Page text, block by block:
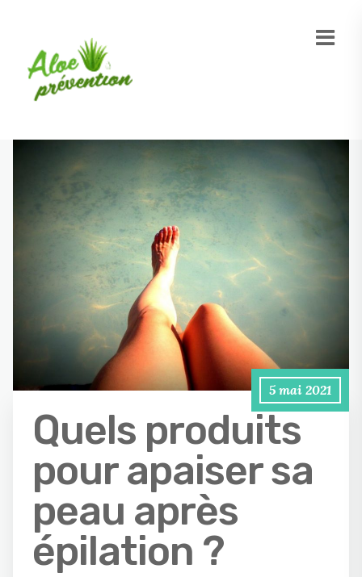
5 mai 2021
Quels produits
pour apaiser sa
peau après
épilation ?